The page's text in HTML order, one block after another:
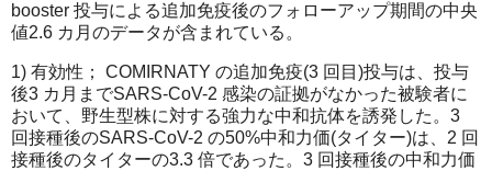
booster 投与による追加免疫後のフォローアップ期間の中央
値2.6 カ月のデータが含まれている。
1) 有効性； COMIRNATY の追加免疫(3 回目)投与は、投与
後3 カ月までSARS-CoV-2 感染の証拠がなかった被験者に
おいて、野生型株に対する強力な中和抗体を誘発した。3
回接種後のSARS-CoV-2 の50%中和力価(タイター)は、2 回
接種後のタイターの3.3 倍であった。3 回接種後の中和力価